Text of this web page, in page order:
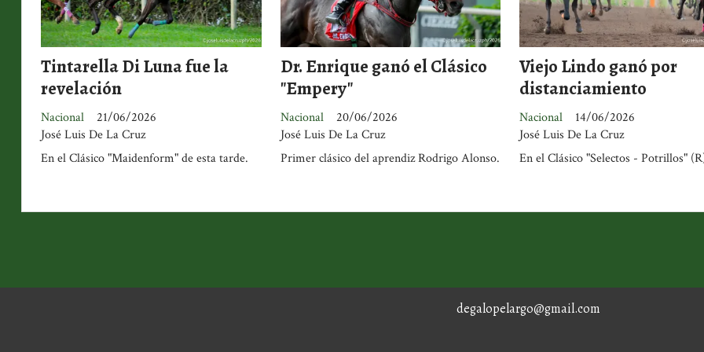
Tintarella Di Luna fue la
revelación
José Luis De La Cruz
Nacional 21/06/2026
En el Clásico "Maidenform" de esta tarde.
Dr. Enrique ganó el Clásico
"Empery"
José Luis De La Cruz
Nacional 20/06/2026
Primer clásico del aprendiz Rodrigo Alonso.
Viejo Lindo ganó por
distanciamiento
José Luis De La Cruz
Nacional 14/06/2026
En el Clásico "Selectos - Potrillos"
degalopelargo@gmail.com